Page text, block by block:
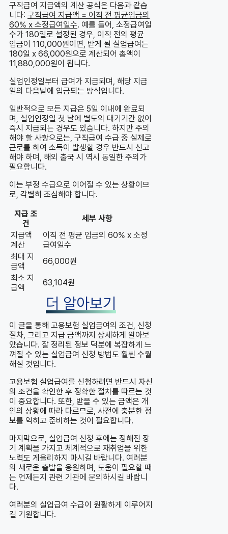
구직급여 지급액의 계산 공식은 다음과 같습
니다: 구직급여 지급액 = 이직 전 평균임금의
60% x 소정급여일수. 예를 들어, 소정급여일
수가 180일로 설정된 경우, 이직 전의 평균
임금이 110,000원이면, 받게 될 실업급여는
180일 x 66,000원으로 계산되어 총액이
11,880,000원이 됩니다.
실업인정일부터 급여가 지급되며, 해당 지급
일의 다음날에 입금되는 방식입니다.
일반적으로 모든 지급은 5일 이내에 완료되
며, 실업인정일 첫 날에 별도의 대기기간 없이
즉시 지급되는 경우도 있습니다. 하지만 주의
해야 할 사항으로는, 구직급여 수급 중 실제로
근로를 하여 소득이 발생할 경우 반드시 신고
해야 하며, 해외 출국 시 역시 동일한 주의가
필요합니다.
이는 부정 수급으로 이어질 수 있는 상황이므
로, 각별히 조심해야 합니다.
지급 조
건
세부 사항
지급액
계산
이직 전 평균 임금의 60% x 소정
급여일수
최대 지
급액
66,000원
최소 지
급액
63,104원
더 알아보기
이 글을 통해 고용보험 실업급여의 조건, 신청
절차, 그리고 지급 금액까지 상세하게 알아보
았습니다. 잘 정리된 정보 덕분에 복잡하게 느
껴질 수 있는 실업급여 신청 방법도 훨씬 수월
해질 것입니다.
고용보험 실업급여를 신청하려면 반드시 자신
의 조건을 확인한 후 정확한 절차를 따르는 것
이 중요합니다. 또한, 받을 수 있는 금액은 개
인의 상황에 따라 다르므로, 사전에 충분한 정
보를 익히고 준비하는 것이 필요합니다.
마지막으로, 실업급여 신청 후에는 정해진 장
기 계획을 가지고 체계적으로 재취업을 위한
노력도 게을리하지 마시길 바랍니다. 여러분
의 새로운 출발을 응원하며, 도움이 필요할 때
는 언제든지 관련 기관에 문의하시길 바랍니
다.
여러분의 실업급여 수급이 원활하게 이루어지
길 기원합니다.